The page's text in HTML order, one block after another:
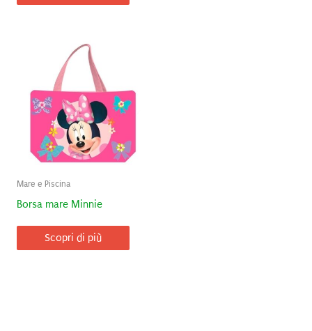
Mare e Piscina
Borsa mare Minnie
Scopri di più